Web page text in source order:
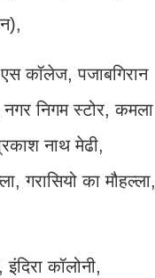
कॉलेज, पजाबगिरान
नगर निगम स्टोर, कमला
नाथ मेढी,
गरासियो का मौहल्ला,
कॉलोनी,